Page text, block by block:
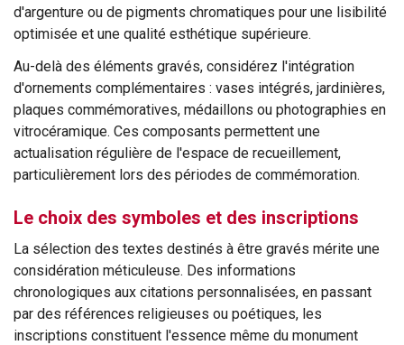
d'argenture ou de pigments chromatiques pour une lisibilité
optimisée et une qualité esthétique supérieure.
Au-delà des éléments gravés, considérez l'intégration
d'ornements complémentaires : vases intégrés, jardinières,
plaques commémoratives, médaillons ou photographies en
vitrocéramique. Ces composants permettent une
actualisation régulière de l'espace de recueillement,
particulièrement lors des périodes de commémoration.
Le choix des symboles et des inscriptions
La sélection des textes destinés à être gravés mérite une
considération méticuleuse. Des informations
chronologiques aux citations personnalisées, en passant
par des références religieuses ou poétiques, les
inscriptions constituent l'essence même du monument